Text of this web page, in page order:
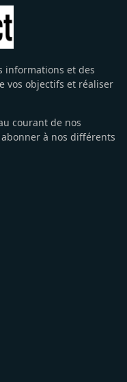
informations et des
vos objectifs et réaliser
courant de nos
à nos différents